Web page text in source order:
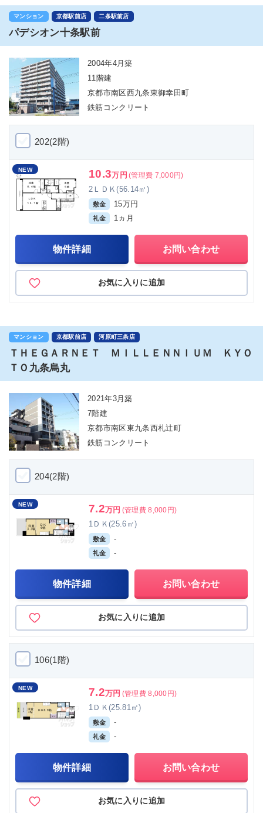
マンション 京都駅前店 二条駅前店
パデシオン十条駅前
2004年4月築
11階建
京都市南区西九条東御幸田町
鉄筋コンクリート
202(2階)
NEW 10.3万円 (管理費 7,000円)
2ＬＤＫ(56.14㎡)
敷金 15万円
礼金 1ヵ月
物件詳細 お問い合わせ
お気に入りに追加
マンション 京都駅前店 河原町三条店
ＴＨＥＧＡＲＮＥＴ ＭＩＬＬＥＮＮＩＵＭ ＫＹＯ
ＴＯ九条烏丸
2021年3月築
7階建
京都市南区東九条西札辻町
鉄筋コンクリート
204(2階)
NEW 7.2万円 (管理費 8,000円)
1ＤＫ(25.6㎡)
敷金 -
礼金 -
物件詳細 お問い合わせ
お気に入りに追加
106(1階)
NEW 7.2万円 (管理費 8,000円)
1ＤＫ(25.81㎡)
敷金 -
礼金 -
物件詳細 お問い合わせ
お気に入りに追加